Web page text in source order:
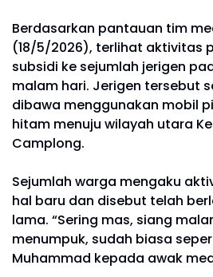
Berdasarkan pantauan tim
(18/5/2026), terlihat aktivitas
subsidi ke sejumlah jerigen
malam hari. Jerigen tersebut
dibawa menggunakan mobil
hitam menuju wilayah utara
Camplong.
Sejumlah warga mengaku
hal baru dan disebut telah
lama. “Sering mas, siang
menumpuk, sudah biasa
Muhammad kepada awak